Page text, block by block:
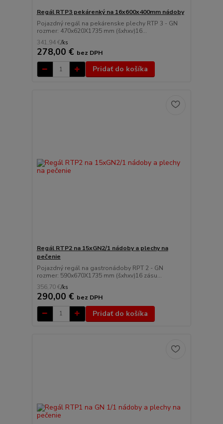
Regál RTP3 pekárenký na 16x600x400mm nádoby
Pojazdný regál na pekárenske plechy RTP 3 - GN
rozmer: 470x620X1735 mm (šxhxv)16...
341,94 €/ks
278,00 € bez DPH
Pridať do košíka
Regál RTP2 na 15xGN2/1 nádoby a plechy na
pečenie
Pojazdný regál na gastronádoby RPT 2 - GN
rozmer: 590x670X1735 mm (šxhxv)16 zásu...
356,70 €/ks
290,00 € bez DPH
Pridať do košíka